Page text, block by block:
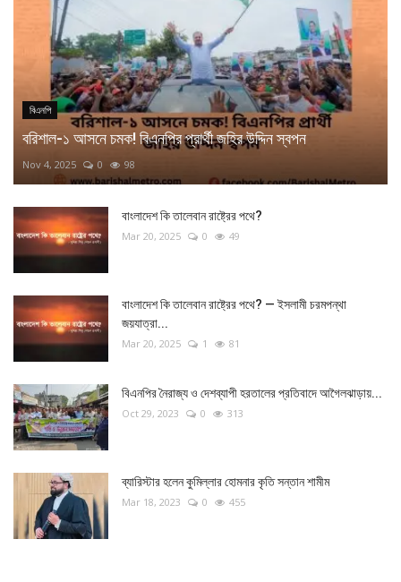
বিএনপি
বরিশাল-১ আসনে চমক! বিএনপির প্রার্থী জহির উদ্দিন স্বপন
Nov 4, 2025 0 98
বাংলাদেশ কি তালেবান রাষ্ট্রের পথে?
Mar 20, 2025 0 49
বাংলাদেশ কি তালেবান রাষ্ট্রের পথে? — ইসলামী চরমপন্থা
জয়যাত্রা...
Mar 20, 2025 1 81
বিএনপির নৈরাজ্য ও দেশব্যাপী হরতালের প্রতিবাদে আগৈলঝাড়ায়...
Oct 29, 2023 0 313
ব্যারিস্টার হলেন কুমিল্লার হোমনার কৃতি সন্তান শামীম
Mar 18, 2023 0 455